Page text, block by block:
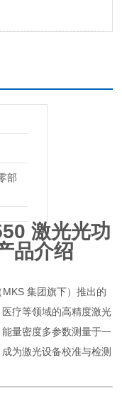
部
激光光功
品介绍
集团旗下）推出的
疗等领域的高精度激光
量密度多参数测量于一
为激光设备校准与检测